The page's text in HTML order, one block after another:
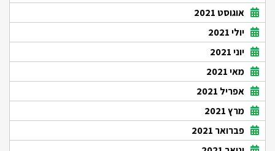
אוגוסט 2021
יולי 2021
יוני 2021
מאי 2021
אפריל 2021
מרץ 2021
פברואר 2021